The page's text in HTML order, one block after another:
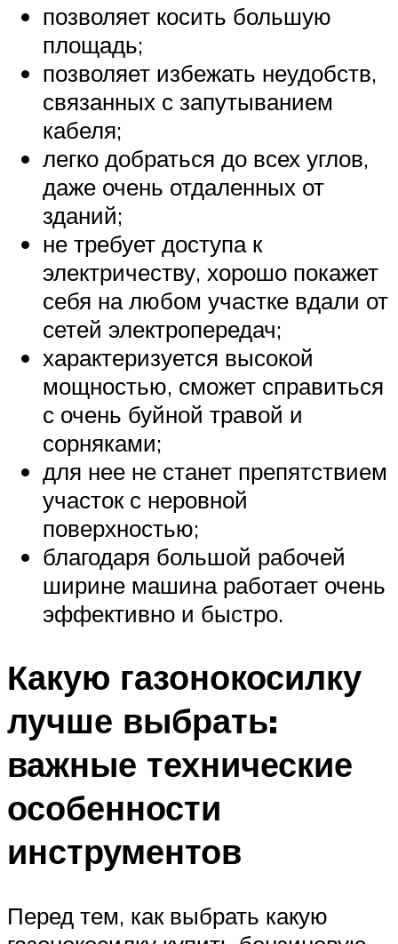
позволяет косить большую
площадь;
позволяет избежать неудобств,
связанных с запутыванием
кабеля;
легко добраться до всех углов,
даже очень отдаленных от
зданий;
не требует доступа к
электричеству, хорошо покажет
себя на любом участке вдали от
сетей электропередач;
характеризуется высокой
мощностью, сможет справиться
с очень буйной травой и
сорняками;
для нее не станет препятствием
участок с неровной
поверхностью;
благодаря большой рабочей
ширине машина работает очень
эффективно и быстро.
Какую газонокосилку
лучше выбрать:
важные технические
особенности
инструментов
Перед тем, как выбрать какую